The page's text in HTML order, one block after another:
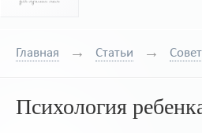
Главная Статьи
Психология